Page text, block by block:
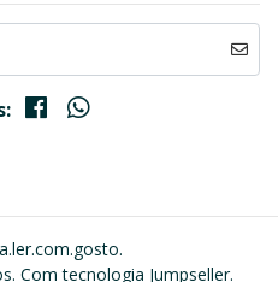
Com tecnologia Jumpseller.